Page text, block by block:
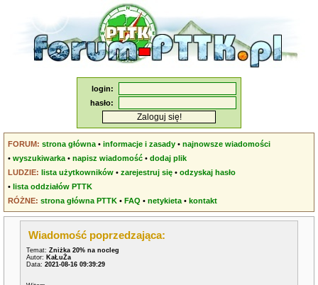
login:
hasło:
FORUM: strona główna •informacje i zasady •najnowsze wiadomości
•wyszukiwarka •napisz wiadomość •dodaj plik
LUDZIE: lista użytkowników •zarejestruj się •odzyskaj hasło
•lista oddziałów PTTK
RÓŻNE: strona główna PTTK •FAQ •netykieta •kontakt
Wiadomość poprzedzająca:
Temat:Zniżka 20% na nocleg
Autor: KaŁuŻa
Data:2021-08-16 09:39:29